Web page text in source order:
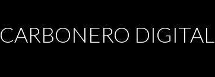
CARBONERO DIGITAL